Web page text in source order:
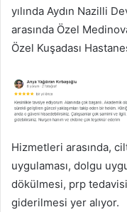
yılında Aydın Nazilli
arasında Özel
Özel Kuşadası
Hizmetleri arasında,
uygulaması, dolgu
dökülmesi, prp
giderilmesi yer alıyor.